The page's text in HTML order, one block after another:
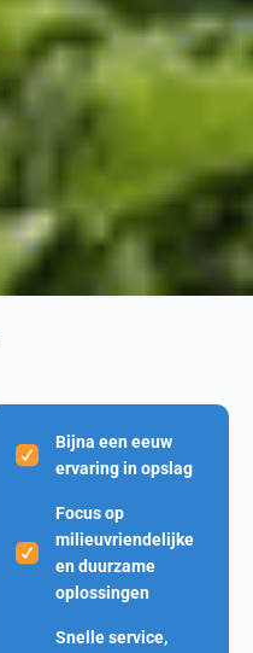
Bijna een eeuw
ervaring in opslag
Focus op
milieuvriendelijke
en duurzame
oplossingen
Snelle service,